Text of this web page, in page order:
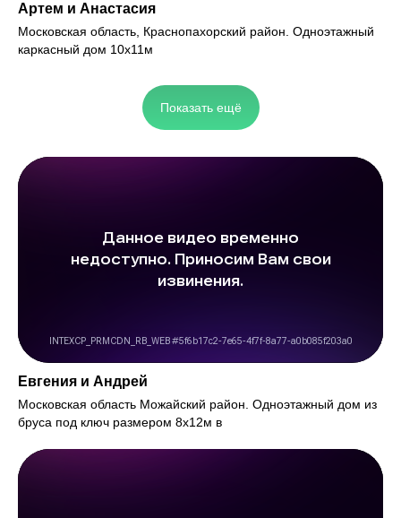
Артем и Анастасия
Московская область, Краснопахорский район. Одноэтажный
каркасный дом 10х11м
Показать ещё
Евгения и Андрей
Московская область Можайский район. Одноэтажный дом из
бруса под ключ размером 8х12м в